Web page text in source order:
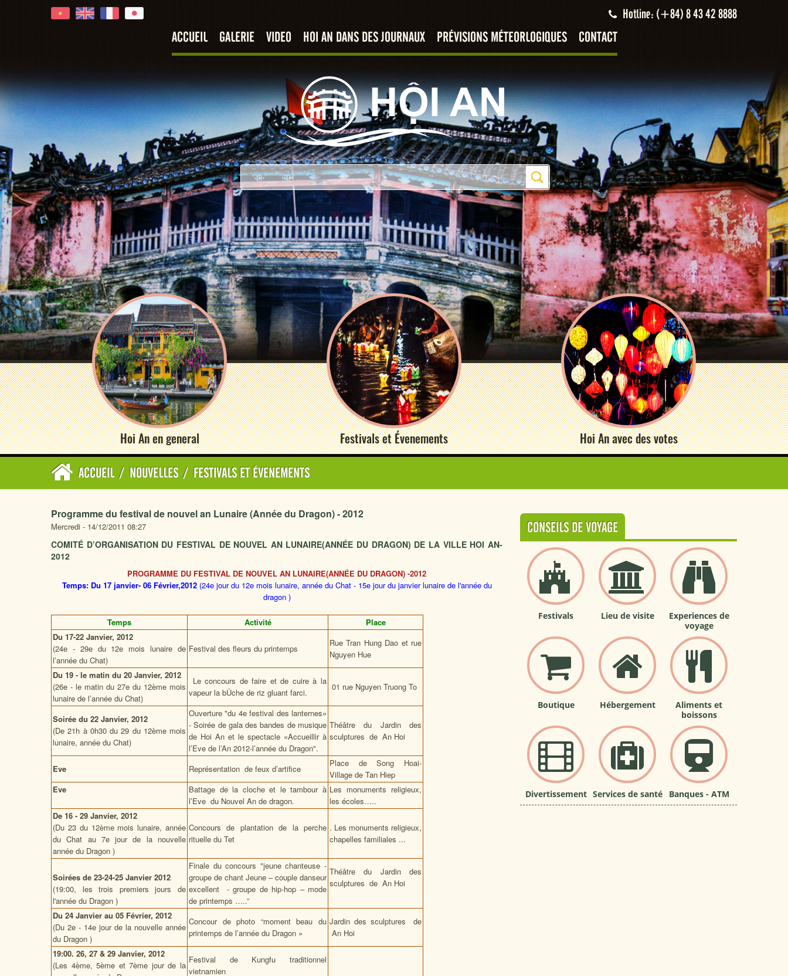
Hotline: (+84) 8 43 42 8888
ACCUEIL GALERIE VIDEO HOI AN DANS DES JOURNAUX PRÉVISIONS MÉTEORLOGIQUES CONTACT
Hoi An en general Festivals et Évenements Hoi An avec des votes
ACCUEIL / NOUVELLES / FESTIVALS ET ÉVENEMENTS
Programme du festival de nouvel an Lunaire (Année du Dragon) - 2012
Mercredi - 14/12/2011 08:27
COMITÉ D’ORGANISATION DU FESTIVAL DE NOUVEL AN LUNAIRE(ANNÉE DU DRAGON) DE LA VILLE HOI AN-
2012
PROGRAMME DU FESTIVAL DE NOUVEL AN LUNAIRE(ANNÉE DU DRAGON) -2012
Temps: Du 17 janvier- 06 Février,2012 (24e jour du 12e mois lunaire, année du Chat - 15e jour du janvier lunaire de l'année du
dragon )
Temps Activité
Place
Du 17-22 Janvier, 2012
(24e - 29e du 12e mois lunaire de
l’année du Chat)
Festival des fleurs du printemps
Rue Tran Hung Dao et rue
Nguyen Hue
Du 19 - le matin du 20 Janvier, 2012
(26e - le matin du 27e du 12ème mois
lunaire de l’année du Chat)
Le concours de faire et de cuire à la
vapeur la bÛche de riz gluant farci.
01 rue Nguyen Truong To
Soirée du 22 Janvier, 2012
(De 21h à 0h30 du 29 du 12ème mois
lunaire, année du Chat)
Ouverture "du 4e festival des lanternes»
- Soirée de gala des bandes de musique
de Hoi An et le spectacle «Accueillir à
l’Eve de l’An 2012-l’année du Dragon".
Théâtre du Jardin des
sculptures de An Hoi
Eve Représentation de feux d’artifice
Place de Song Hoai-
Village de Tan Hiep
Eve
Battage de la cloche et le tambour à
l’Eve du Nouvel An de dragon.
Les monuments religieux,
les écoles…..
De 16 - 29 Janvier, 2012
(Du 23 du 12ème mois lunaire, année
du Chat au 7e jour de la nouvelle
année du Dragon )
Concours de plantation de la perche
rituelle du Tet
. Les monuments religieux,
chapelles familiales ...
Soirées de 23-24-25 Janvier 2012
(19:00, les trois premiers jours de
l'année du Dragon )
Finale du concours "jeune chanteuse -
groupe de chant Jeune – couple danseur
excellent - groupe de hip-hop – mode
de printemps …..”
Théâtre du Jardin des
sculptures de An Hoi
Du 24 Janvier au 05 Février, 2012
(Du 2e - 14e jour de la nouvelle année
du Dragon )
Concour de photo “moment beau du
printemps de l’année du Dragon »
Jardin des sculptures de
An Hoi
19:00. 26, 27 & 29 Janvier, 2012
(Les 4ème, 5ème et 7ème jour de la
Festival de Kungfu traditionnel
vietnamien
CONSEILS DE VOYAGE
Festivals Lieu de visite
Experiences de
voyage
Boutique Hébergement
Aliments et
boissons
Divertissement Services de santé Banques - ATM